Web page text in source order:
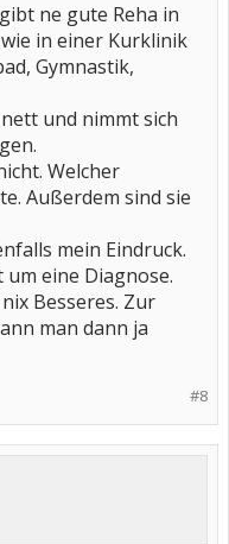
ne gute Reha in
in einer Kurklinik
Gymnastik,
und nimmt sich
Welcher
Außerdem sind sie
mein Eindruck.
eine Diagnose.
Besseres. Zur
man dann ja
#8